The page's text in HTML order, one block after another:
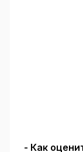
- Как